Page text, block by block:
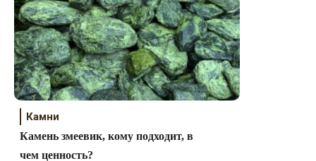
Камни
Камень змеевик, кому подходит, в
чем ценность?